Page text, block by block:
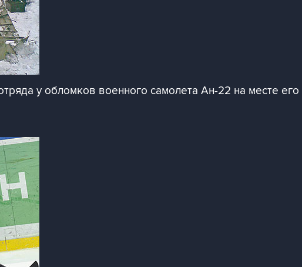
у обломков военного самолета Ан-22 на месте его